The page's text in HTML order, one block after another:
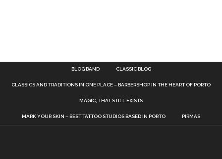
BLOG BAND CLASSIC BLOG
CLASSICS AND TRADITIONS IN ONE PLACE – BARBERSHOP IN THE HEART OF PORTO
MAGIC, THAT STILL EXISTS
MARK YOUR SKIN – BEST TATTOO STUDIOS BASED IN PORTO PIRMAS